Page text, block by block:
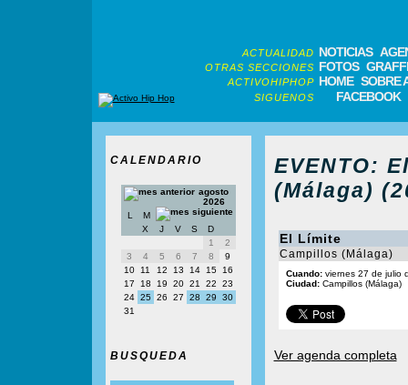
ACTUALIDAD NOTICIAS
OTRAS SECCIONES FOTOS
ACTIVOHIPHOP HOME SOBRE
SIGUENOS FACEBOOK
CALENDARIO
agosto
2026
L
M
X
J V S
D
1
2
3
4 5 6 7 8
9
10
11 12 13 14 15
16
17
18 19 20 21 22
23
24 25 26 27 28 29
30
31
BUSQUEDA
EVENTO:
(Málaga)
El Límite
Campillos (Málaga)
Cuando:viernes 27 de julio
Ciudad:Campillos (Málaga)
Ver agenda completa